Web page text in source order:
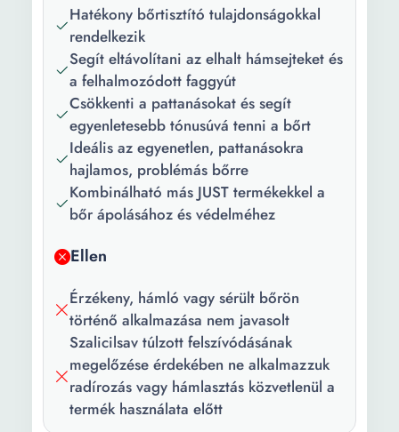
Fő összetevő:
Szalicilsav
Szett:
Nem
Csomag
tartalma:
1 x Szérum
Mennyiség: 30 ml
Hatékony bőrtisztító tulajdonságokkal
rendelkezik
Segít eltávolítani az elhalt hámsejteket és
a felhalmozódott faggyút
Csökkenti a pattanásokat és segít
egyenletesebb tónusúvá tenni a bőrt
Ideális az egyenetlen, pattanásokra
hajlamos, problémás bőrre
Kombinálható más JUST termékekkel a
bőr ápolásához és védelméhez
Ellen
Érzékeny, hámló vagy sérült bőrön
történő alkalmazása nem javasolt
Szalicilsav túlzott felszívódásának
megelőzése érdekében ne alkalmazzuk
radírozás vagy hámlasztás közvetlenül a
termék használata előtt